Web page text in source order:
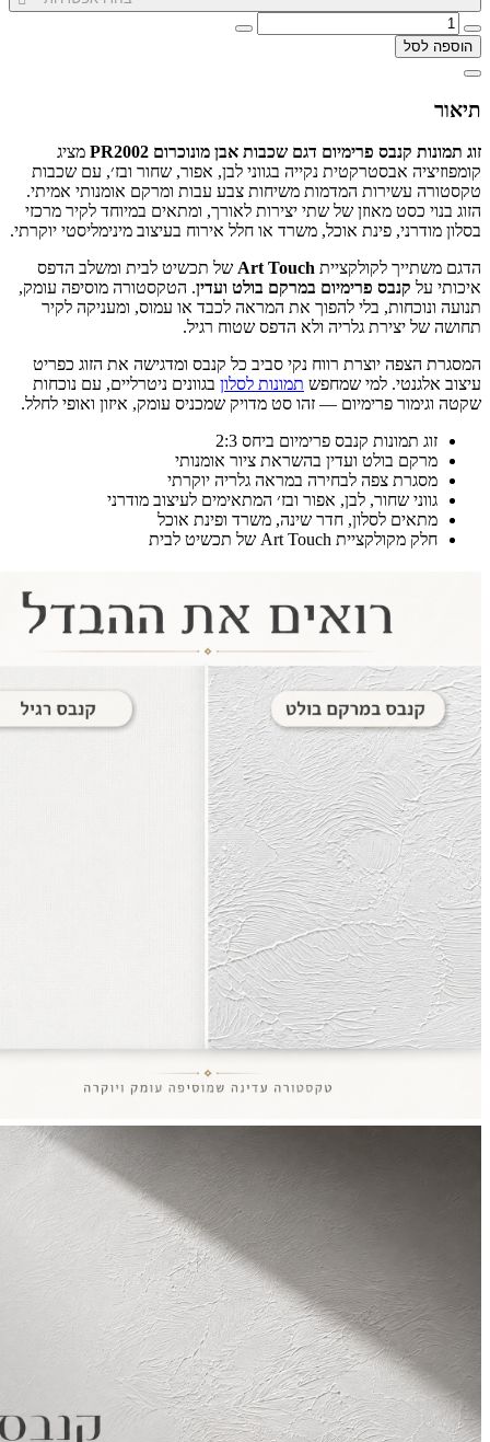
הוספה לסל
תיאור
זוג תמונות קנבס פרימיום דגם שכבות אבן מונוכרום PR2002
מציג
קומפוזיציה אבסטרקטית נקייה בגווני לבן, אפור, שחור ובז׳, עם שכבות
טקסטורה עשירות המדמות משיחות צבע עבות ומרקם אומנותי אמיתי.
הזוג בנוי כסט מאוזן של שתי יצירות לאורך, ומתאים במיוחד לקיר מרכזי
בסלון מודרני, פינת אוכל, משרד או חלל אירוח בעיצוב מינימליסטי יוקרתי.
הדגם משתייך לקולקציית Art Touch של תכשיט לבית ומשלב הדפס
איכותי על קנבס פרימיום במרקם בולט ועדין. הטקסטורה מוסיפה עומק,
תנועה ונוכחות, בלי להפוך את המראה לכבד או עמוס, ומעניקה לקיר
תחושה של יצירת גלריה ולא הדפס שטוח רגיל.
המסגרת הצפה יוצרת רווח נקי סביב כל קנבס ומדגישה את הזוג כפריט
עיצוב אלגנטי. למי שמחפש תמונות לסלון בגוונים ניטרליים, עם נוכחות
שקטה וגימור פרימיום — זהו סט מדויק שמכניס עומק, איזון ואופי לחלל.
זוג תמונות קנבס פרימיום ביחס 2:3
מרקם בולט ועדין בהשראת ציור אומנותי
מסגרת צפה לבחירה במראה גלריה יוקרתי
גווני שחור, לבן, אפור ובז׳ המתאימים לעיצוב מודרני
מתאים לסלון, חדר שינה, משרד ופינת אוכל
חלק מקולקציית Art Touch של תכשיט לבית